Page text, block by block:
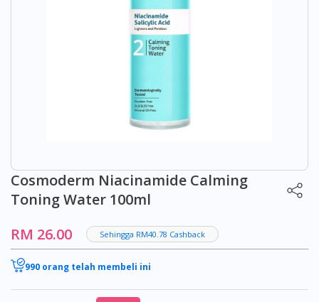
Cosmoderm Niacinamide Calming
Toning Water 100ml
RM 26.00
Sehingga RM40.78 Cashback
990 orang telah membeli ini